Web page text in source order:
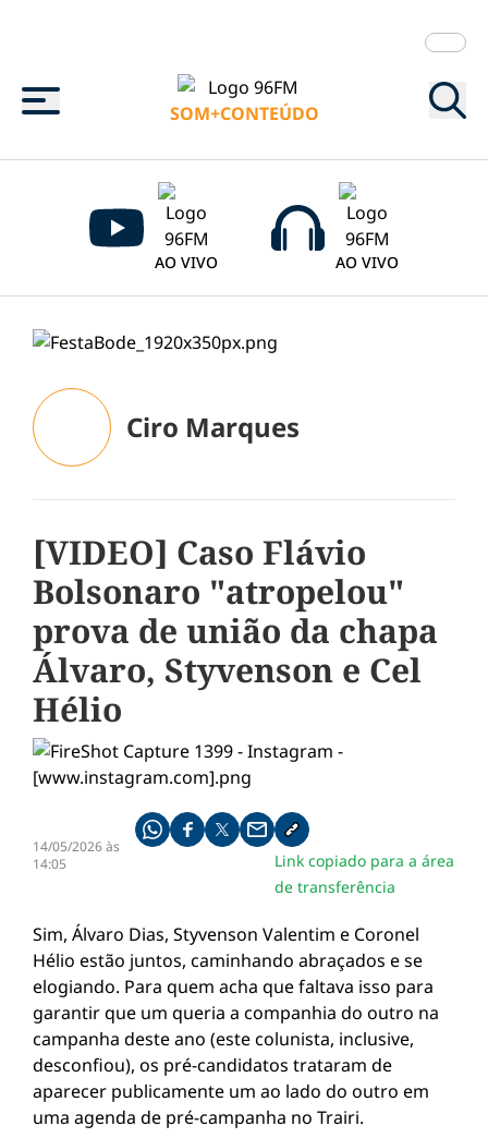
Menu
SOM+CONTEÚDO
AO VIVO AO VIVO
Ciro Marques
[VIDEO] Caso Flávio
Bolsonaro "atropelou"
prova de união da chapa
Álvaro, Styvenson e Cel
Hélio
14/05/2026 às
14:05
Compartilhe pelo whatsapp
Compartilhar no facebook
Compartilhar no twitter
Compartilhe pelo email
Copiar link da notícia
Link copiado para a área
de transferência
Sim, Álvaro Dias, Styvenson Valentim e Coronel
Hélio estão juntos, caminhando abraçados e se
elogiando. Para quem acha que faltava isso para
garantir que um queria a companhia do outro na
campanha deste ano (este colunista, inclusive,
desconfiou), os pré-candidatos trataram de
aparecer publicamente um ao lado do outro em
uma agenda de pré-campanha no Trairi.